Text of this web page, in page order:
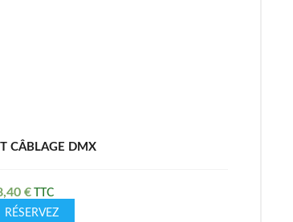
CÂBLAGE DMX
€
RÉSERVEZ